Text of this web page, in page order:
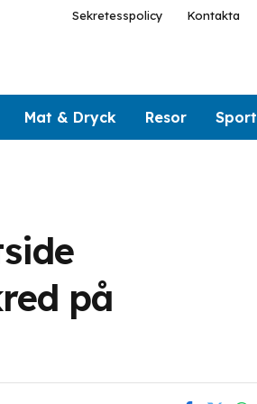
Sekretesspolicy Kontakta
Mat & Dryck Resor Sport
på